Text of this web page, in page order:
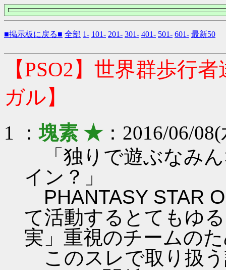
■掲示板に戻る■ 全部 1- 101- 201- 301- 401- 501- 601- 最新50
【PSO2】世界群歩行
ガル】
1 ：塊素 ★：2016/06/
「独りで遊ぶなみ
イン？」
PHANTASY STAR
て活動するとてもゆ
実」重視のチームの
このスレで取り扱